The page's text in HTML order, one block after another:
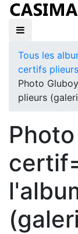
Tous les
certifs
Photo
plieurs